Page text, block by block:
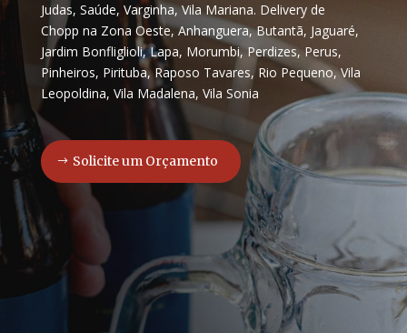
Judas, Saúde, Varginha, Vila Mariana. Delivery de
Chopp na Zona Oeste, Anhanguera, Butantã, Jaguaré,
Jardim Bonfliglioli, Lapa, Morumbi, Perdizes, Perus,
Pinheiros, Pirituba, Raposo Tavares, Rio Pequeno, Vila
Leopoldina, Vila Madalena, Vila Sonia
Solicite um Orçamento